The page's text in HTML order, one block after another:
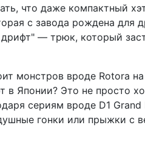
что даже компактный
с завода рождена для
— трюк, который
монстров вроде Rotora на
Японии? Это не просто
сериям вроде D1 Grand
гонки или прыжки с